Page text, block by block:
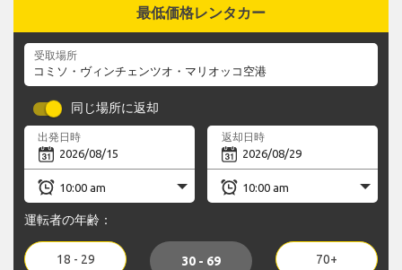
最低価格レンタカー
受取場所
同じ場所に返却
出発日時 返却日時
運転者の年齢：
18 - 29 30 - 69 70+